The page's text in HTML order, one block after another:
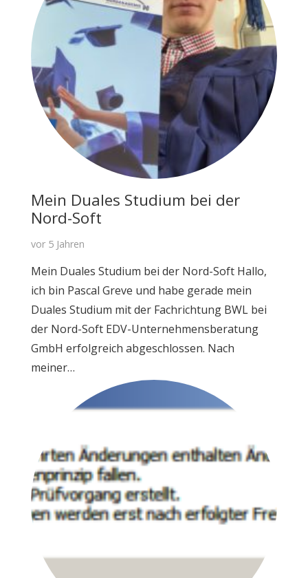
Mein Duales Studium bei der
Nord-Soft
vor 5 Jahren
Mein Duales Studium bei der Nord-Soft Hallo,
ich bin Pascal Greve und habe gerade mein
Duales Studium mit der Fachrichtung BWL bei
der Nord-Soft EDV-Unternehmensberatung
GmbH erfolgreich abgeschlossen. Nach
meiner…